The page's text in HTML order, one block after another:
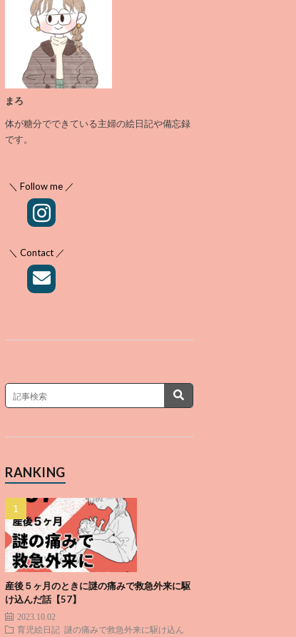
まろ
体が糖分でできている主婦の絵日記や備忘録
です。
＼ Follow me ／
＼ Contact ／
RANKING
産後５ヶ月のときに謎の痛みで救急外来に駆
け込んだ話【57】
2023.10.02
育児絵日記 謎の痛みで救急外来に駆け込ん